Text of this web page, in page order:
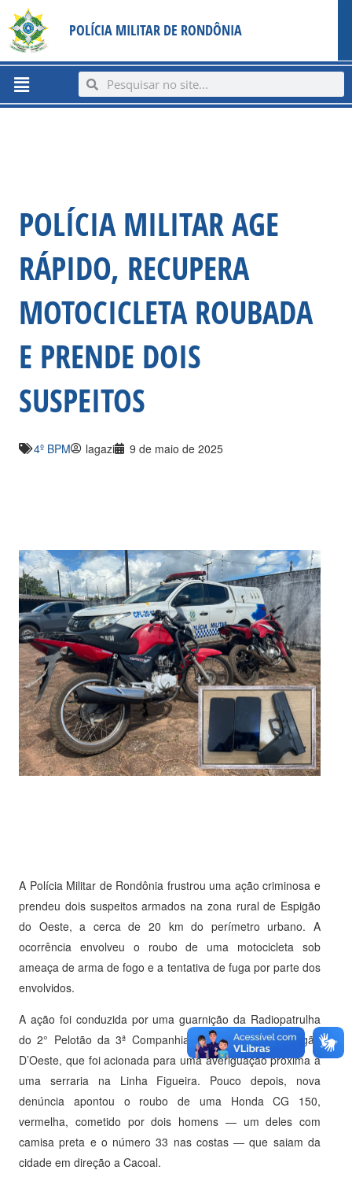
content
para
conteúdo
POLÍCIA MILITAR DE RONDÔNIA
Menu SearchSearch
POLÍCIA MILITAR AGE
RÁPIDO, RECUPERA
MOTOCICLETA ROUBADA
E PRENDE DOIS
SUSPEITOS
4º BPM lagazi 9 de maio de 2025
A Polícia Militar de Rondônia frustrou uma ação criminosa e
prendeu dois suspeitos armados na zona rural de Espigão
do Oeste, a cerca de 20 km do perímetro urbano. A
ocorrência envolveu o roubo de uma motocicleta sob
ameaça de arma de fogo e a tentativa de fuga por parte dos
envolvidos.
A ação foi conduzida por uma guarnição da Radiopatrulha
do 2° Pelotão da 3ª Companhia do 4° BPM em Espigão
D’Oeste, que foi acionada para uma averiguação próxima a
uma serraria na Linha Figueira. Pouco depois, nova
denúncia apontou o roubo de uma Honda CG 150,
vermelha, cometido por dois homens — um deles com
camisa preta e o número 33 nas costas — que saiam da
cidade em direção a Cacoal.